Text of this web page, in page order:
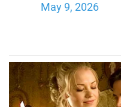
May 9, 2026